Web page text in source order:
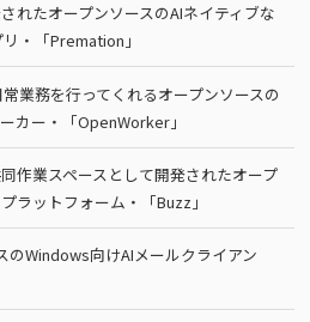
れたオープンソースのAIネイティブな
・「Premation」
業務を行ってくれるオープンソースの
カー・「OpenWorker」
作業スペースとして開発されたオープ
ラットフォーム・「Buzz」
のWindows向けAIメールクライアン